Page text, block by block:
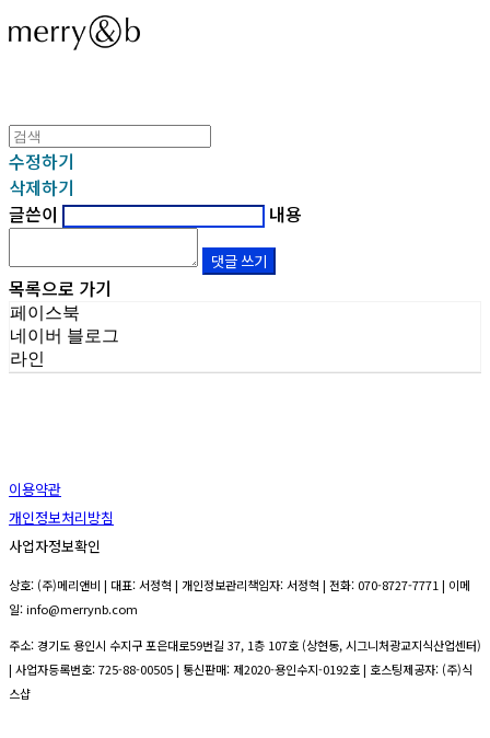
수정하기
삭제하기
글쓴이
내용
댓글 쓰기
목록으로 가기
페이스북
네이버 블로그
라인
이용약관
개인정보처리방침
사업자정보확인
상호: (주)메리앤비 | 대표: 서정혁 | 개인정보관리책임자: 서정혁 | 전화: 070-8727-7771 | 이메
일: info@merrynb.com
주소: 경기도 용인시 수지구 포은대로59번길 37, 1층 107호 (상현동, 시그니처광교지식산업센터)
| 사업자등록번호:725-88-00505| 통신판매:제2020-용인수지-0192호| 호스팅제공자: (주)식
스샵